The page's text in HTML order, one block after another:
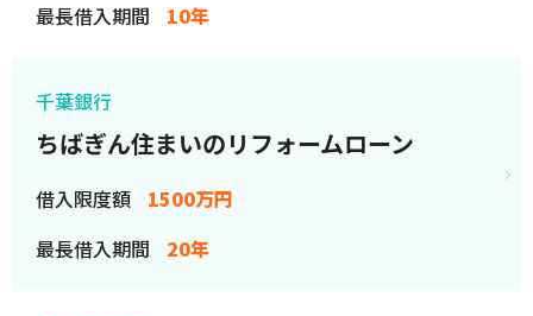
最長借入期間
10年
千葉銀行
ちばぎん住まいのリフォームローン
借入限度額
1500万円
最長借入期間
20年